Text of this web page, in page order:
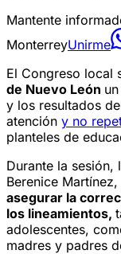
Mantente
MonterreyUnirme
El Congreso local
de Nuevo León
y los resultados
atención y no
planteles de
Durante la
Berenice
asegurar la
los lineamientos,
adolescentes,
madres y padres